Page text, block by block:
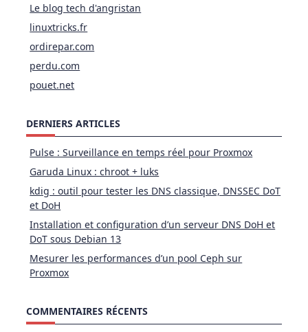
Le blog tech d'angristan
linuxtricks.fr
ordirepar.com
perdu.com
pouet.net
DERNIERS ARTICLES
Pulse : Surveillance en temps réel pour Proxmox
Garuda Linux : chroot + luks
kdig : outil pour tester les DNS classique, DNSSEC DoT
et DoH
Installation et configuration d’un serveur DNS DoH et
DoT sous Debian 13
Mesurer les performances d’un pool Ceph sur
Proxmox
COMMENTAIRES RÉCENTS